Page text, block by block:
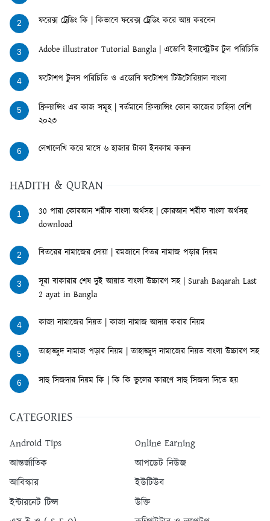
2 ফরেক্স ট্রেডিং কি | কিভাবে ফরেক্স ট্রেডিং করে আয় করবেন
3 Adobe illustrator Tutorial Bangla | এডোবি ইলাস্ট্রেটর টুল পরিচিতি
4 ফটোশপ টুলস পরিচিতি ও এডোবি ফটোশপ টিউটোরিয়াল বাংলা
5
ফ্রিল্যান্সিং এর কাজ সমূহ | বর্তমানে ফ্রিল্যান্সিং কোন কাজের চাহিদা বেশি
২০২৩
6 লেখালেখি করে মাসে ৬ হাজার টাকা ইনকাম করুন
HADITH & QURAN
1
30 পারা কোরআন শরীফ বাংলা অর্থসহ | কোরআন শরীফ বাংলা অর্থসহ
download
2 বিতরের নামাজের দোয়া | রমজানে বিতর নামাজ পড়ার নিয়ম
3
সূরা বাকারার শেষ দুই আয়াত বাংলা উচ্চারণ সহ | Surah Baqarah Last
2 ayat in Bangla
4 কাজা নামাজের নিয়ত | কাজা নামাজ আদায় করার নিয়ম
5 তাহাজ্জুদ নামাজ পড়ার নিয়ম | তাহাজ্জুদ নামাজের নিয়ত বাংলা উচ্চারণ সহ
6 সাহু সিজদার নিয়ম কি | কি কি ভুলের কারণে সাহু সিজদা দিতে হয়
CATEGORIES
Android Tips
Online Earning
আন্তর্জাতিক
আপডেট নিউজ
আবিস্কার
ইউটিউব
ইন্টারনেট টিপ্স
উক্তি